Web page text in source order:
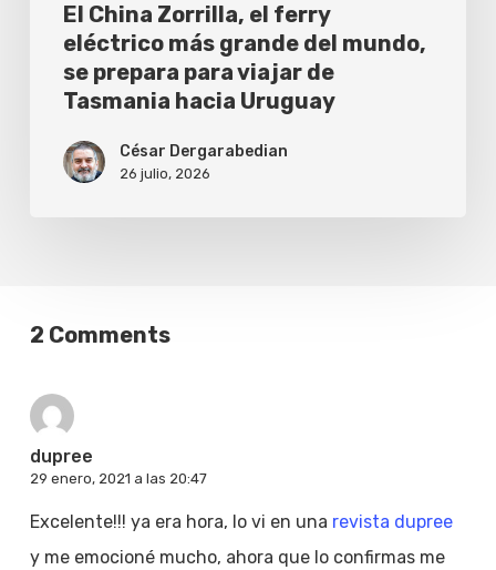
prepara
para
viajar
Tasmania
El China Zorrilla, el ferry
eléctrico más grande del mundo,
se prepara para viajar de
Tasmania hacia Uruguay
César Dergarabedian
26 julio, 2026
2 Comments
dupree
29 enero, 2021 a las 20:47
Excelente!!! ya era hora, lo vi en una revista dupree
y me emocioné mucho, ahora que lo confirmas me